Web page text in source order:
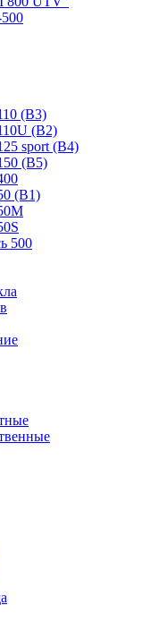
(B3)
(B2)
sport (B4)
(B5)
(B1)
500